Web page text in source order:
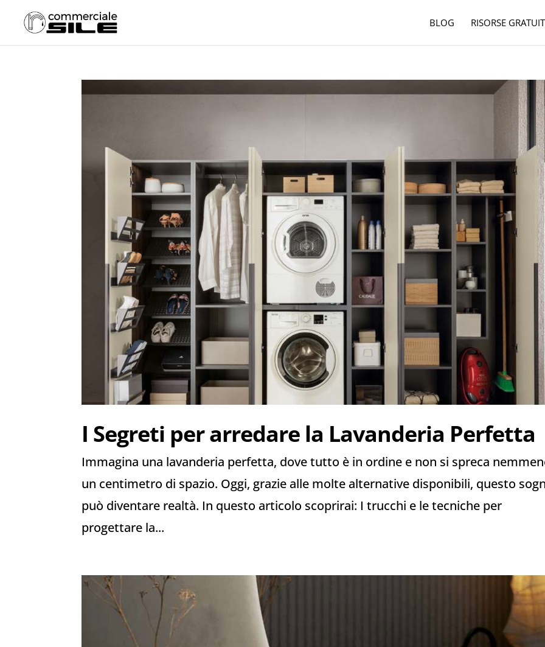
BLOG RISORSE
I Segreti per arredare la Lavanderia Perfetta
Immagina una lavanderia perfetta, dove tutto è in ordine e non si spreca
un centimetro di spazio. Oggi, grazie alle molte alternative disponibili, questo
può diventare realtà. In questo articolo scoprirai: I trucchi e le tecniche per
progettare la...